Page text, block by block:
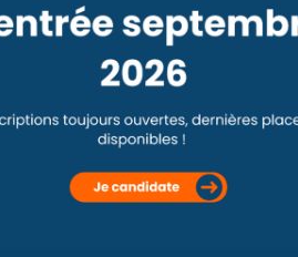
de choisir le CSO
CSO Paris